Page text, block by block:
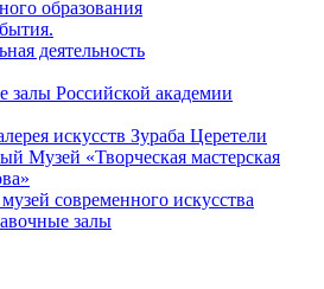
образования
деятельность
залы Российской академии
искусств Зураба Церетели
Музей «Творческая мастерская
современного искусства
залы